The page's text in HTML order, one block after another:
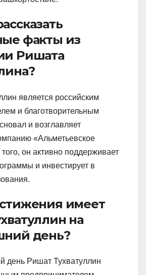
факты из
Ришата
является российским
и благотворительным
и возглавляет
«Альметьевское
он активно поддерживает
и инвестирует в
имеет
на
день?
день Ришат Тухватуллин